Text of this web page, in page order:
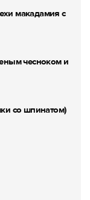
макадамия с
чесноком и
со шпинатом)